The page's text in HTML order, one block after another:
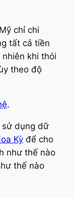
chỉ chi
tất cả tiền
khi thói
theo độ
.
sử dụng dữ
Kỳđể cho
như thế nào
thế nào